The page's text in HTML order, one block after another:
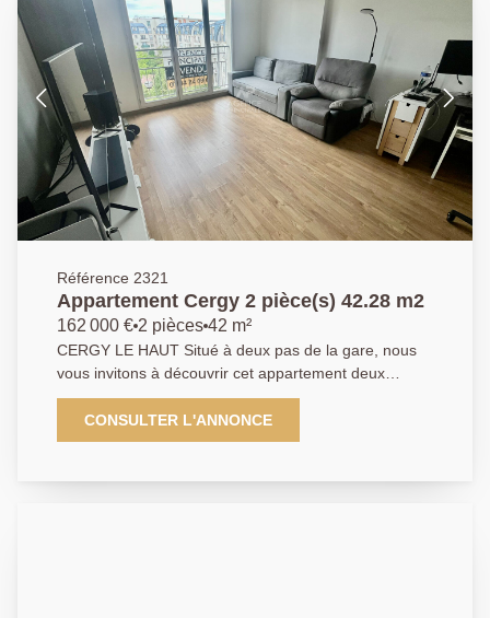
Référence 2321
Appartement Cergy 2 pièce(s) 42.28 m2
162 000 € 2 pièces 42 m²
CERGY LE HAUT Situé à deux pas de la gare, nous
vous invitons à découvrir cet appartement deux
pièces vendu loué 890 € C.C offrant : une entrée, un
séjour, une cuisine indépendante, une salle de bains
et une place de parking en sous-sol. N'hésitez pas à
commercial. EXCLUSIVITE. 01 84 24 09 09
CONSULTER L'ANNONCE